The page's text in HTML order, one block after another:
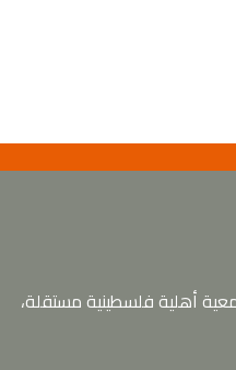
أهلية فلسطينية مستقلة،